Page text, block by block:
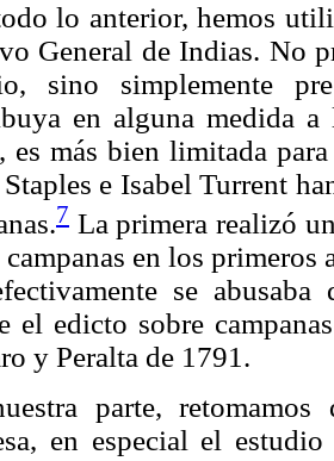
lo anterior, hemos
General de Indias. No
sino simplemente
en alguna medida
es más bien limitada
e Isabel Turrent
7 La primera realizó
campanas en los
se
el edicto sobre
y Peralta de 1791.
parte,
en especial el